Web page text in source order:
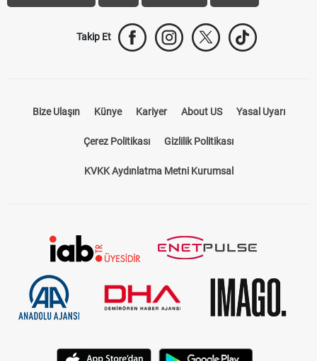
Trabzonspor Transfer Canlı İzle iddaa Sonuçları Aktif Sayaç